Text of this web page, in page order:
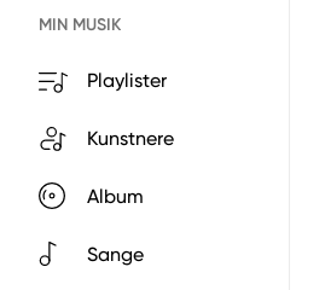
MIN MUSIK
Playlister
Kunstnere
Album
Sange